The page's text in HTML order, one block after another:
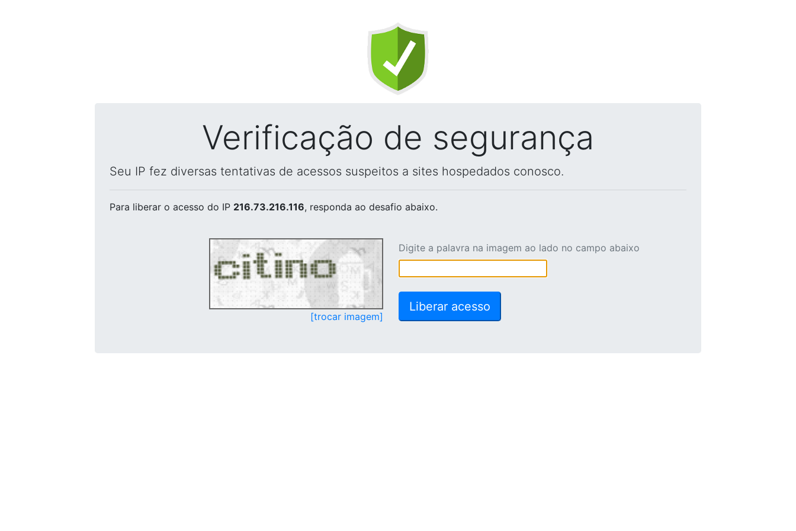
Verificação de segurança
Seu IP fez diversas tentativas de acessos suspeitos a sites hospedados conosco.
Para liberar o acesso do IP 216.73.216.116, responda ao desafio abaixo.
[trocar imagem]
Digite a palavra na imagem ao lado no campo abaixo